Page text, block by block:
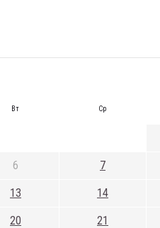
Вт Ср
6 7
13 14
20 21